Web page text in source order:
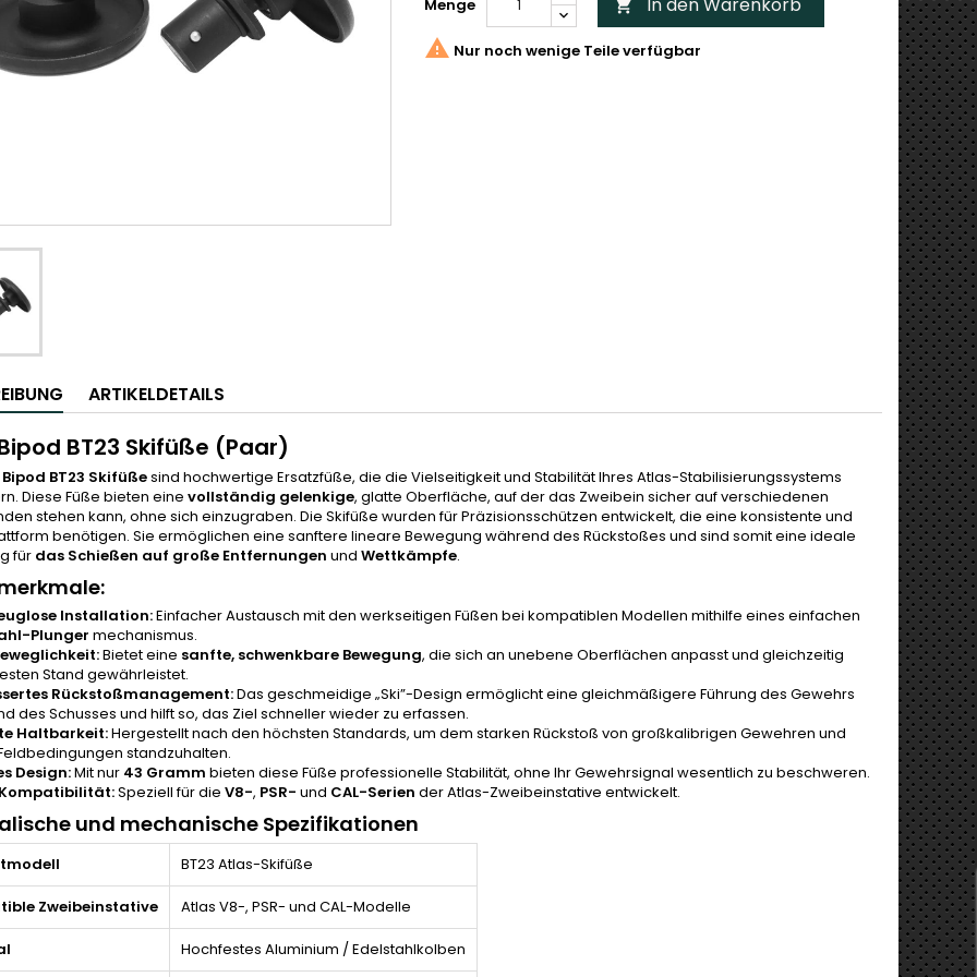
Menge 
 Nur noch wenige Teile verfügbar
ARTIKELDETAILS
BT23 Skifüße (Paar)
BT23 Skifüßesind hochwertige Ersatzfüße, die die Vielseitigkeit und Stabilität Ihres Atlas-Stabilisierungssystems
Diese Füße bieten eine vollständig gelenkige, glatte Oberfläche, auf der das Zweibein sicher auf verschiedenen
stehen kann, ohne sich einzugraben. Die Skifüße wurden für Präzisionsschützen entwickelt, die eine konsistente und
benötigen. Sie ermöglichen eine sanftere lineare Bewegung während des Rückstoßes und sind somit eine ideale
für das Schießen auf große Entfernungen und Wettkämpfe.
Installation:Einfacher Austausch mit den werkseitigen Füßen bei kompatiblen Modellen mithilfe eines einfachen
Plunger mechanismus.
Bietet eine sanfte, schwenkbare Bewegung, die sich an unebene Oberflächen anpasst und gleichzeitig
Stand gewährleistet.
Rückstoßmanagement:Das geschmeidige „Ski”-Design ermöglicht eine gleichmäßigere Führung des Gewehrs
des Schusses und hilft so, das Ziel schneller wieder zu erfassen.
Haltbarkeit:Hergestellt nach den höchsten Standards, um dem starken Rückstoß von großkalibrigen Gewehren und
standzuhalten.
Design:Mit nur 43 Gramm bieten diese Füße professionelle Stabilität, ohne Ihr Gewehrsignal wesentlich zu beschweren.
Speziell für die V8-, PSR- und CAL-Serien der Atlas-Zweibeinstative entwickelt.
und mechanische Spezifikationen
BT23 Atlas-Skifüße
Zweibeinstative Atlas V8-, PSR- und CAL-Modelle
Hochfestes Aluminium / Edelstahlkolben